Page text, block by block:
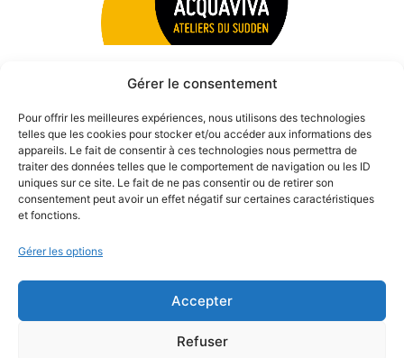
Gérer le consentement
Pour offrir les meilleures expériences, nous utilisons des technologies
telles que les cookies pour stocker et/ou accéder aux informations des
appareils. Le fait de consentir à ces technologies nous permettra de
traiter des données telles que le comportement de navigation ou les ID
uniques sur ce site. Le fait de ne pas consentir ou de retirer son
consentement peut avoir un effet négatif sur certaines caractéristiques
et fonctions.
Gérer les options
Accepter
Refuser
© 2026 Théâtre des Béliers Parisiens. | Tous droits réservés.